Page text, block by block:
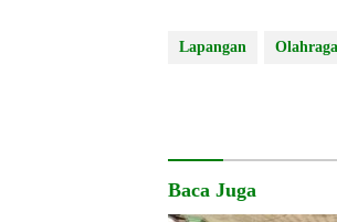
Lapangan Olahraga
Baca Juga